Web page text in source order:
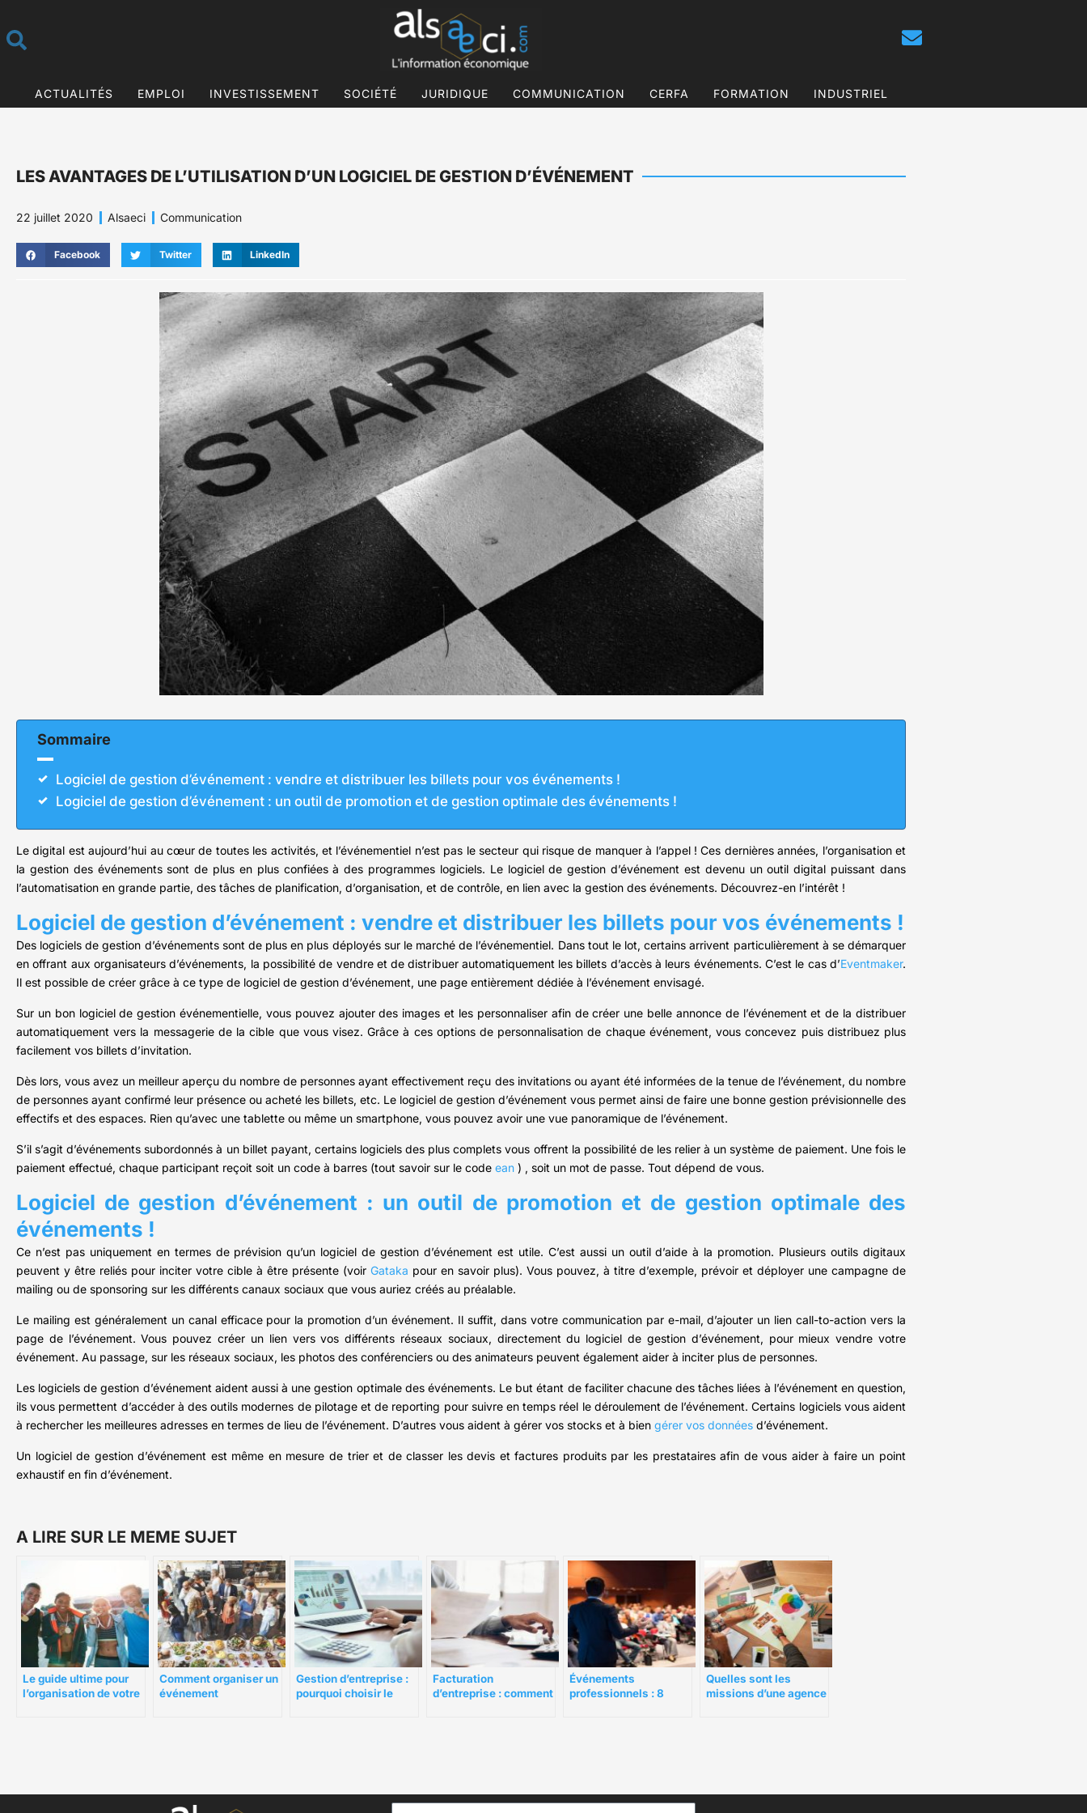
ACTUALITÉS EMPLOI INVESTISSEMENT SOCIÉTÉ JURIDIQUE COMMUNICATION CERFA FORMATION INDUSTRIEL
LES AVANTAGES DE L’UTILISATION D’UN LOGICIEL DE GESTION D’ÉVÉNEMENT
22 juillet 2020 Alsaeci Communication
Facebook Twitter LinkedIn
Sommaire
Logiciel de gestion d’événement : vendre et distribuer les billets pour vos événements !
Logiciel de gestion d’événement : un outil de promotion et de gestion optimale des événements !
Le digital est aujourd’hui au cœur de toutes les activités, et l’événementiel n’est pas le secteur qui risque de manquer à l’appel ! Ces dernières années, l’organisation et
la gestion des événements sont de plus en plus confiées à des programmes logiciels. Le logiciel de gestion d’événement est devenu un outil digital puissant dans
l’automatisation en grande partie, des tâches de planification, d’organisation, et de contrôle, en lien avec la gestion des événements. Découvrez-en l’intérêt !
Logiciel de gestion d’événement : vendre et distribuer les billets pour vos événements !
Des logiciels de gestion d’événements sont de plus en plus déployés sur le marché de l’événementiel. Dans tout le lot, certains arrivent particulièrement à se démarquer
en offrant aux organisateurs d’événements, la possibilité de vendre et de distribuer automatiquement les billets d’accès à leurs événements. C’est le cas d’Eventmaker.
Il est possible de créer grâce à ce type de logiciel de gestion d’événement, une page entièrement dédiée à l’événement envisagé.
Sur un bon logiciel de gestion événementielle, vous pouvez ajouter des images et les personnaliser afin de créer une belle annonce de l’événement et de la distribuer
automatiquement vers la messagerie de la cible que vous visez. Grâce à ces options de personnalisation de chaque événement, vous concevez puis distribuez plus
facilement vos billets d’invitation.
Dès lors, vous avez un meilleur aperçu du nombre de personnes ayant effectivement reçu des invitations ou ayant été informées de la tenue de l’événement, du nombre
de personnes ayant confirmé leur présence ou acheté les billets, etc. Le logiciel de gestion d’événement vous permet ainsi de faire une bonne gestion prévisionnelle des
effectifs et des espaces. Rien qu’avec une tablette ou même un smartphone, vous pouvez avoir une vue panoramique de l’événement.
S’il s’agit d’événements subordonnés à un billet payant, certains logiciels des plus complets vous offrent la possibilité de les relier à un système de paiement. Une fois le
paiement effectué, chaque participant reçoit soit un code à barres (tout savoir sur le code ean ) , soit un mot de passe. Tout dépend de vous.
Logiciel de gestion d’événement : un outil de promotion et de gestion optimale des
événements !
Ce n’est pas uniquement en termes de prévision qu’un logiciel de gestion d’événement est utile. C’est aussi un outil d’aide à la promotion. Plusieurs outils digitaux
peuvent y être reliés pour inciter votre cible à être présente (voir Gataka pour en savoir plus). Vous pouvez, à titre d’exemple, prévoir et déployer une campagne de
mailing ou de sponsoring sur les différents canaux sociaux que vous auriez créés au préalable.
Le mailing est généralement un canal efficace pour la promotion d’un événement. Il suffit, dans votre communication par e-mail, d’ajouter un lien call-to-action vers la
page de l’événement. Vous pouvez créer un lien vers vos différents réseaux sociaux, directement du logiciel de gestion d’événement, pour mieux vendre votre
événement. Au passage, sur les réseaux sociaux, les photos des conférenciers ou des animateurs peuvent également aider à inciter plus de personnes.
Les logiciels de gestion d’événement aident aussi à une gestion optimale des événements. Le but étant de faciliter chacune des tâches liées à l’événement en question,
ils vous permettent d’accéder à des outils modernes de pilotage et de reporting pour suivre en temps réel le déroulement de l’événement. Certains logiciels vous aident
à rechercher les meilleures adresses en termes de lieu de l’événement. D’autres vous aident à gérer vos stocks et à bien gérer vos données d’événement.
Un logiciel de gestion d’événement est même en mesure de trier et de classer les devis et factures produits par les prestataires afin de vous aider à faire un point
exhaustif en fin d’événement.
A LIRE SUR LE MEME SUJET
Le guide ultime pour
l’organisation de votre
Comment organiser un
événement
Gestion d’entreprise :
pourquoi choisir le
Facturation
d’entreprise : comment
Événements
professionnels : 8
Quelles sont les
missions d’une agence